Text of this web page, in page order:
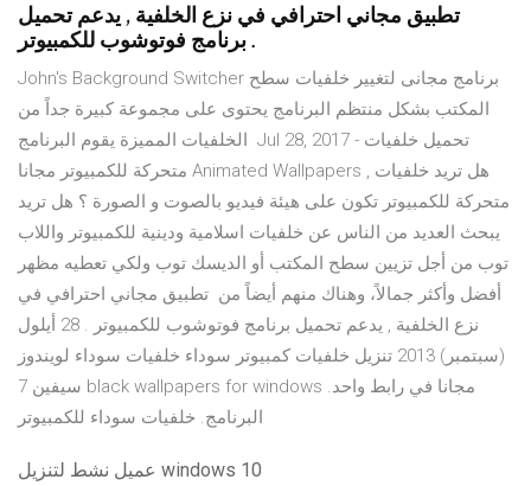
تطبيق مجاني احترافي في نزع الخلفية , يدعم تحميل
برنامج فوتوشوب للكمبيوتر .
John's Background Switcher برنامج مجانى لتغيير خلفيات سطح
المكتب بشكل منتظم البرنامج يحتوى على مجموعة كبيرة جداً من
الخلفيات المميزة يقوم البرنامج Jul 28, 2017 - تحميل خلفيات
متحركة للكمبيوتر مجانا Animated Wallpapers , هل تريد خلفيات
متحركة للكمبيوتر تكون على هيئة فيديو بالصوت و الصورة ؟ هل تريد
يبحث العديد من الناس عن خلفيات اسلامية ودينية للكمبيوتر واللاب
توب من أجل تزيين سطح المكتب أو الديسك توب ولكي تعطيه مظهر
أفضل وأكثر جمالاً، وهناك منهم أيضاً من تطبيق مجاني احترافي في
نزع الخلفية , يدعم تحميل برنامج فوتوشوب للكمبيوتر . 28 أيلول
(سبتمبر) 2013 تنزيل خلفيات كمبيوتر سوداء خلفيات سوداء لويندوز
سيفين 7 black wallpapers for windows مجانا في رابط واحد.
عميل نشط لتنزيل windows 10